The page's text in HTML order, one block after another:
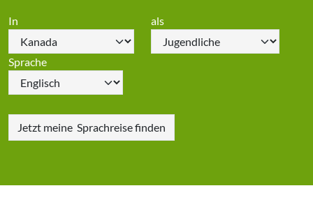
In als
Sprache
Jetzt meine Sprachreise finden